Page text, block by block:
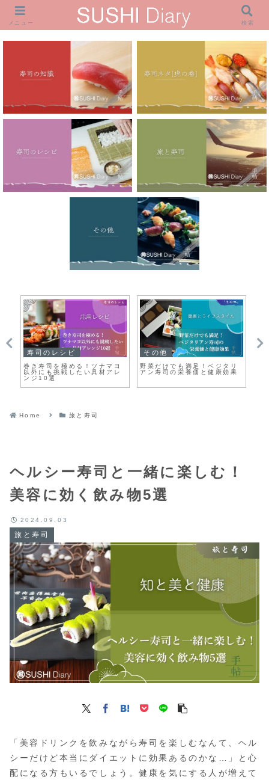
寿司のレシピ
巻き寿司を極める！ツナマヨ
以外にも挑戦したい具材アレ
ンジ10選
その他
野菜だけでも満足！ベジタリ
アン寿司の栄養価と健康効果
Home 旅と寿司
ヘルシー寿司と一緒に楽しむ！
美容に効く飲み物5選
旅と寿司
2024.09.03
「美容ドリンクを飲みながら寿司を楽しむなんて、ヘル
シーだけど本当にダイエットに効果あるのかな…」と心
配になる方もいるでしょう。健康を気にする人が増えて
メニュー 検索